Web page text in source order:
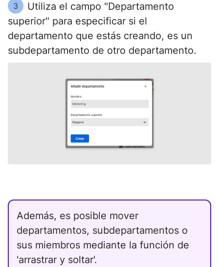
3
Utiliza el campo "Departamento
superior" para especificar si el
departamento que estás creando, es un
subdepartamento de otro departamento.
Además, es posible mover
departamentos, subdepartamentos o
sus miembros mediante la función de
'arrastrar y soltar'.